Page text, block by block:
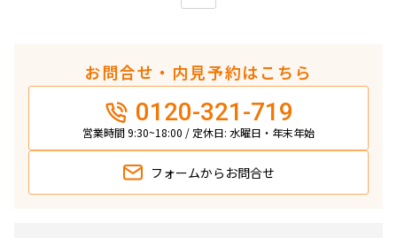
〜
管理費/共益費含む
礼金１ヶ月以下
フリーレント付き
お問合せ・内見予約はこちら
0120-321-719
営業時間 9:30~18:00 / 定休日: 水曜日・年末年始
フォームから お問合せ